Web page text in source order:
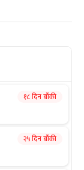
१८ दिन बाँकी
२५ दिन बाँकी